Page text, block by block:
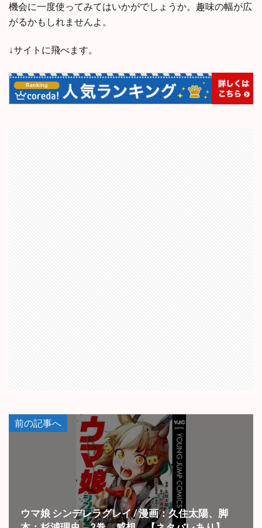
機会に一度使ってみてはいかがでしょうか。趣味の幅が広
がるかもしれませんよ。
↓サイトに飛べます。
前の記事へ
ウマ娘 シンデレラグレイ / 漫画：久住太陽、脚